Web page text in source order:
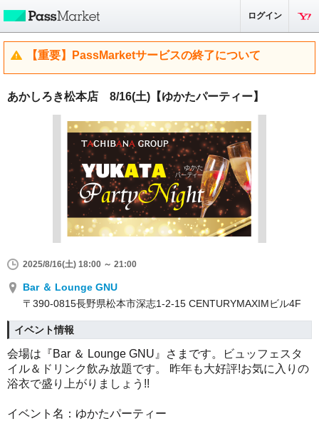
ログイン
【重要】PassMarketサービスの終了について
あかしろき松本店 8/16(土)【ゆかたパーティー】
2025/8/16(土) 18:00 ～ 21:00
Bar ＆ Lounge GNU
〒390-0815長野県松本市深志1-2-15 CENTURYMAXIMビル4F
イベント情報
会場は『Bar ＆ Lounge GNU』さまです。
ビュッフェスタ
イル＆ドリンク飲み放題です。 昨年も大好評!お気に入りの
浴衣で盛り上がりましょう!!
イベント名：ゆかたパーティー